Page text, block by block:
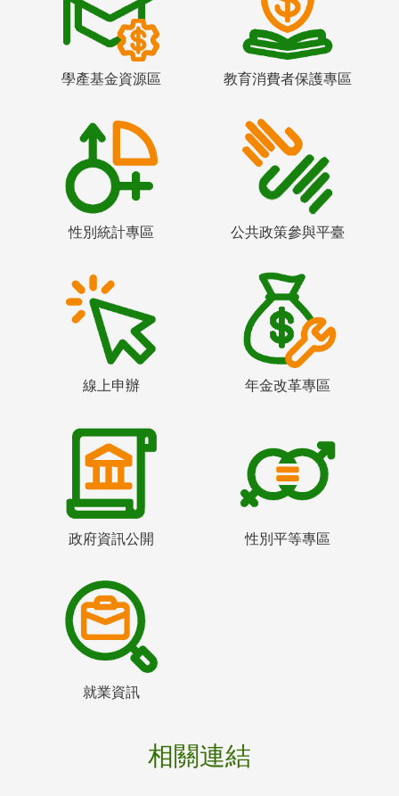
學產基金資源區 教育消費者保護專區
性別統計專區 公共政策參與平臺
線上申辦 年金改革專區
政府資訊公開 性別平等專區
就業資訊
相關連結